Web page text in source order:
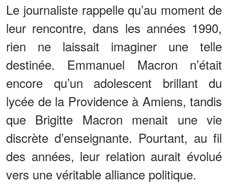
Le journaliste rappelle qu’au moment de
leur rencontre, dans les années 1990,
rien ne laissait imaginer une telle
destinée. Emmanuel Macron n’était
encore qu’un adolescent brillant du
lycée de la Providence à Amiens, tandis
que Brigitte Macron menait une vie
discrète d’enseignante. Pourtant, au fil
des années, leur relation aurait évolué
vers une véritable alliance politique.